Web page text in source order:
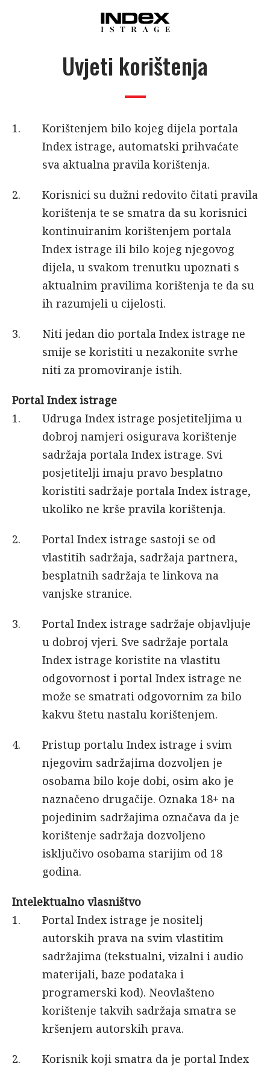
Uvjeti korištenja
Korištenjem bilo kojeg dijela portala
Index istrage, automatski prihvaćate
sva aktualna pravila korištenja.
Korisnici su dužni redovito čitati pravila
korištenja te se smatra da su korisnici
kontinuiranim korištenjem portala
Index istrage ili bilo kojeg njegovog
dijela, u svakom trenutku upoznati s
aktualnim pravilima korištenja te da su
ih razumjeli u cijelosti.
Niti jedan dio portala Index istrage ne
smije se koristiti u nezakonite svrhe
niti za promoviranje istih.
Portal Index istrage
Udruga Index istrage posjetiteljima u
dobroj namjeri osigurava korištenje
sadržaja portala Index istrage. Svi
posjetitelji imaju pravo besplatno
koristiti sadržaje portala Index istrage,
ukoliko ne krše pravila korištenja.
Portal Index istrage sastoji se od
vlastitih sadržaja, sadržaja partnera,
besplatnih sadržaja te linkova na
vanjske stranice.
Portal Index istrage sadržaje objavljuje
u dobroj vjeri. Sve sadržaje portala
Index istrage koristite na vlastitu
odgovornost i portal Index istrage ne
može se smatrati odgovornim za bilo
kakvu štetu nastalu korištenjem.
Pristup portalu Index istrage i svim
njegovim sadržajima dozvoljen je
osobama bilo koje dobi, osim ako je
naznačeno drugačije. Oznaka 18+ na
pojedinim sadržajima označava da je
korištenje sadržaja dozvoljeno
isključivo osobama starijim od 18
godina.
Intelektualno vlasništvo
Portal Index istrage je nositelj
autorskih prava na svim vlastitim
sadržajima (tekstualni, vizalni i audio
materijali, baze podataka i
programerski kod). Neovlašteno
korištenje takvih sadržaja smatra se
kršenjem autorskih prava.
Korisnik koji smatra da je portal Index